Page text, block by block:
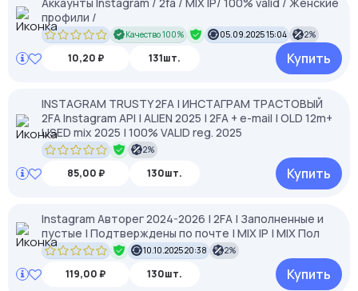
Аккаунты Instagram / 2fa / MIX IP/ 100% valid / Женские
профили /
Качество 100% 05.09.2025 15:04 2%
10,20 ₽ 131шт. Купить
INSTAGRAM TRUSTY 2FA | ИНСТАГРАМ ТРАСТОВЫЙ
2FA Instagram API | ALIEN 2025 | 2FA + e-mail | OLD 12m+
USED mix 2025 | 100% VALID reg. 2025
2%
85,00 ₽ 130шт. Купить
Instagram Авторег 2024-2026 | 2FA | Заполненные и
пустые | Подтверждены по почте | MIX IP | MIX Пол
10.10.2025 20:38 2%
119,00 ₽ 130шт. Купить